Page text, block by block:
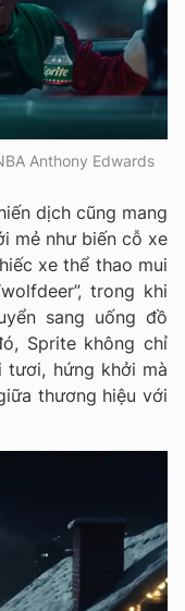
Anthony Edwards
dịch cũng mang
mẻ như biến cỗ xe
xe thể thao mui
trong khi
sang uống đồ
Sprite không chỉ
tươi, hứng khởi mà
thương hiệu với